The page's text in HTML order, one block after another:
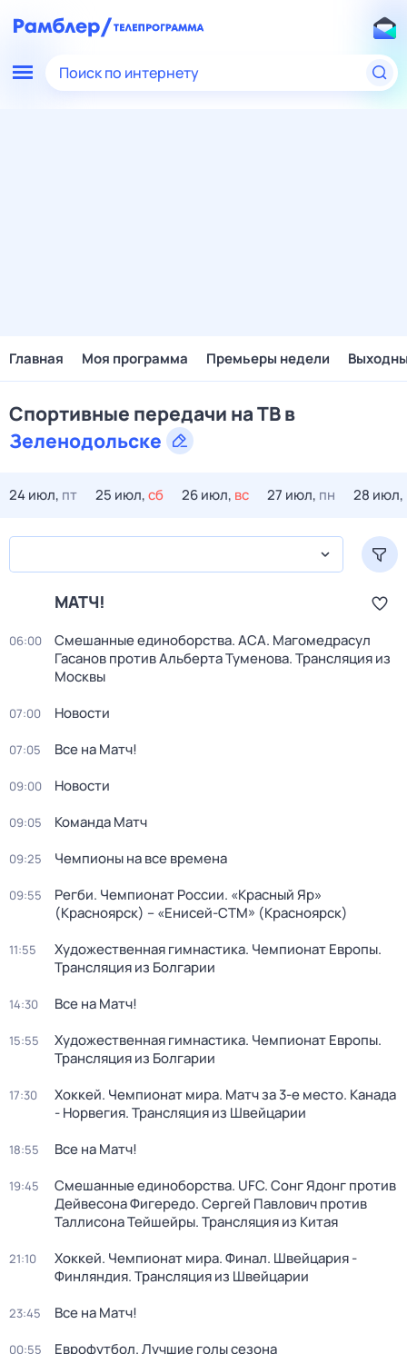
Поиск по интернету
Главная Моя программа Премьеры недели
Спортивные передачи на ТВ в
Зеленодольске
24 июл, пт 25 июл,сб 26 июл, вс 27 июл, пн 28 июл,
МАТЧ!
06:00
Смешанные единоборства. ACA. Магомедрасул
Гасанов против Альберта Туменова. Трансляция из
Москвы
07:00 Новости
07:05 Все на Матч!
09:00 Новости
09:05 Команда Матч
09:25 Чемпионы на все времена
09:55
Регби. Чемпионат России. «Красный Яр»
(Красноярск) – «Енисей-СТМ» (Красноярск)
11:55
Художественная гимнастика. Чемпионат Европы.
Трансляция из Болгарии
14:30 Все на Матч!
15:55
Художественная гимнастика. Чемпионат Европы.
Трансляция из Болгарии
17:30
Хоккей. Чемпионат мира. Матч за 3-е место. Канада
- Норвегия. Трансляция из Швейцарии
18:55 Все на Матч!
19:45
Смешанные единоборства. UFC. Сонг Ядонг против
Дейвесона Фигередо. Сергей Павлович против
Таллисона Тейшейры. Трансляция из Китая
21:10
Хоккей. Чемпионат мира. Финал. Швейцария -
Финляндия. Трансляция из Швейцарии
23:45 Все на Матч!
00:55 Еврофутбол. Лучшие голы сезона